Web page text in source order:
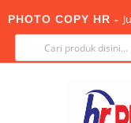
PHOTO COPY HR -